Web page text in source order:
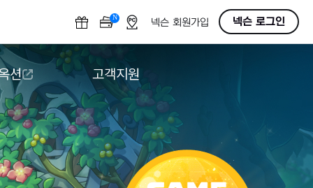
N OFF넥슨 회원가입 넥슨 로그인
션
션
고객지원
다운로드
도움말/1:1문의
버그악용/불법프로그램 신고
게임 접근성